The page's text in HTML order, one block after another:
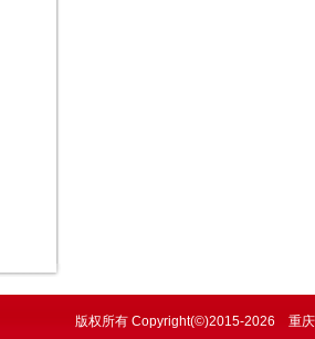
版权所有 Copyright(©)2015-2026 重庆